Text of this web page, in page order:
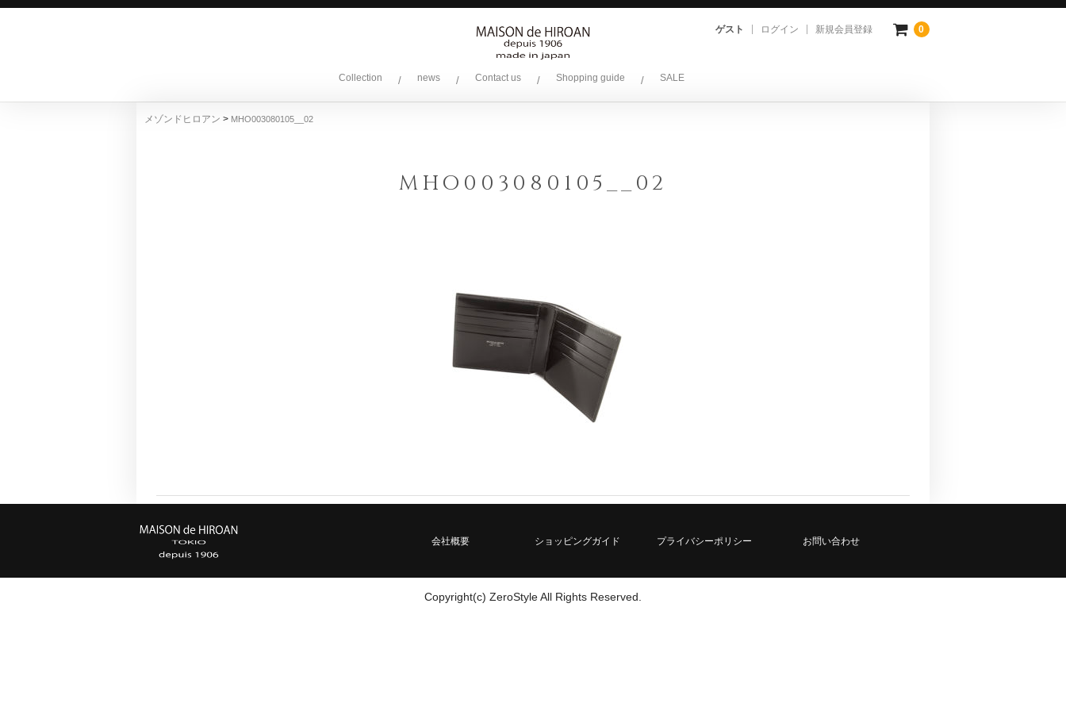
ゲスト ログイン 新規会員登録 0
Collection / news / Contact us / Shopping guide / SALE
メゾンドヒロアン > MHO003080105__02
MHO003080105__02
会社概要 ショッピングガイド プライバシーポリシー お問い合わせ
Copyright(c) ZeroStyle All Rights Reserved.